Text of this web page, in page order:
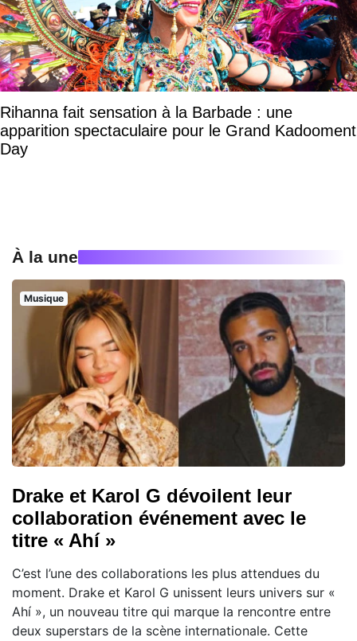
Rihanna fait sensation à la Barbade : une
apparition spectaculaire pour le Grand Kadooment
Day
À la une
Musique
Drake et Karol G dévoilent leur
collaboration événement avec le
titre « Ahí »
C’est l’une des collaborations les plus attendues du
moment. Drake et Karol G unissent leurs univers sur «
Ahí », un nouveau titre qui marque la rencontre entre
deux superstars de la scène internationale. Cette